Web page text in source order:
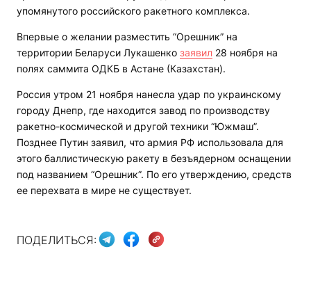
упомянутого российского ракетного комплекса.
Впервые о желании разместить “Орешник” на
территории Беларуси Лукашенко заявил 28 ноября на
полях саммита ОДКБ в Астане (Казахстан).
Россия утром 21 ноября нанесла удар по украинскому
городу Днепр, где находится завод по производству
ракетно-космической и другой техники “Южмаш”.
Позднее Путин заявил, что армия РФ использовала для
этого баллистическую ракету в безъядерном оснащении
под названием “Орешник”. По его утверждению, средств
ее перехвата в мире не существует.
ПОДЕЛИТЬСЯ: